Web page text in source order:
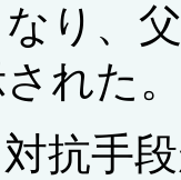
り、
れた
抗手